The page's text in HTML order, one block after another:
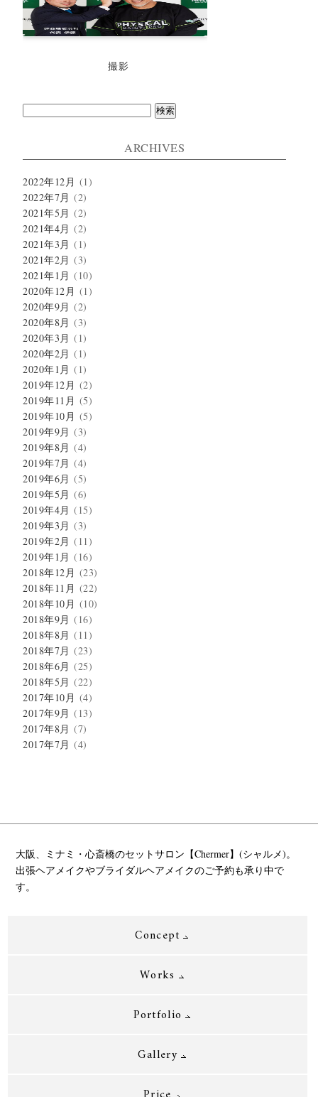
撮影
検
ARCHIVES
2022年12月 (1)
2022年7月 (2)
2021年5月 (2)
2021年4月 (2)
2021年3月 (1)
2021年2月 (3)
2021年1月 (10)
2020年12月 (1)
2020年9月 (2)
2020年8月 (3)
2020年3月 (1)
2020年2月 (1)
2020年1月 (1)
2019年12月 (2)
2019年11月 (5)
2019年10月 (5)
2019年9月 (3)
2019年8月 (4)
2019年7月 (4)
2019年6月 (5)
2019年5月 (6)
2019年4月 (15)
2019年3月 (3)
2019年2月 (11)
2019年1月 (16)
2018年12月 (23)
2018年11月 (22)
2018年10月 (10)
2018年9月 (16)
2018年8月 (11)
2018年7月 (23)
2018年6月 (25)
2018年5月 (22)
2017年10月 (4)
2017年9月 (13)
2017年8月 (7)
2017年7月 (4)
大阪、ミナミ・心斎橋のセットサロン【Chermer】(シャルメ)。
出張ヘアメイクやブライダルヘアメイクのご予約も承り中で
す。
Concept
Works
Portfolio
Gallery